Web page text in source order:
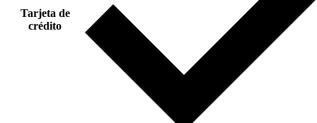
Tarjeta de
crédito